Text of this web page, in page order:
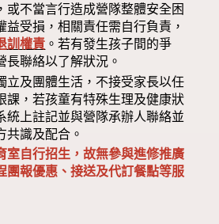
或不當言行造成營隊整體安全困
益受損，相關責任需自行負責，
訓權責 。若有發生孩子間的爭
長聯絡以了解狀況。
立及團體生活，不接受家長以任
課，若孩童有特殊生理及健康狀
統上註記並與營隊承辦人聯絡並
共識及配合。
室自行招生，故無參與進修推廣
團報優惠、接送及代訂餐點等服